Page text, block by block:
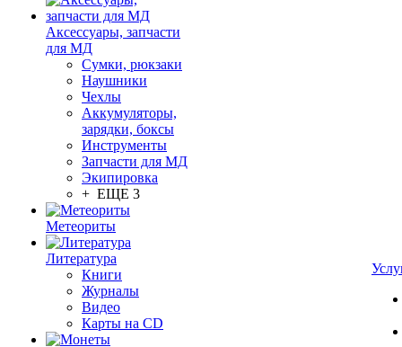
Аксессуары, запчасти
для МД
Сумки, рюкзаки
Наушники
Чехлы
Аккумуляторы,
зарядки, боксы
Инструменты
Запчасти для МД
Экипировка
+ ЕЩЕ 3
Метеориты
Литература
Книги
Журналы
Видео
Карты на CD